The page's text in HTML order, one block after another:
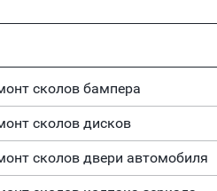
сколов бампера
сколов дисков
сколов двери автомобиля